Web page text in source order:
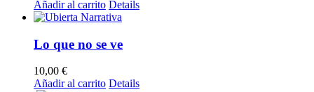
Añadir al carrito Details
Lo que no se ve
10,00 €
Añadir al carrito Details